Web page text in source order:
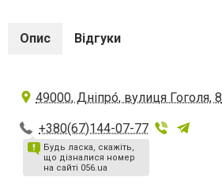
Опис Відгуки
49000, Дніпро́, вулиця Гоголя, 8
+380(67)144-07-77
Будь ласка, скажіть,
що дізналися номер
на сайті 056.ua